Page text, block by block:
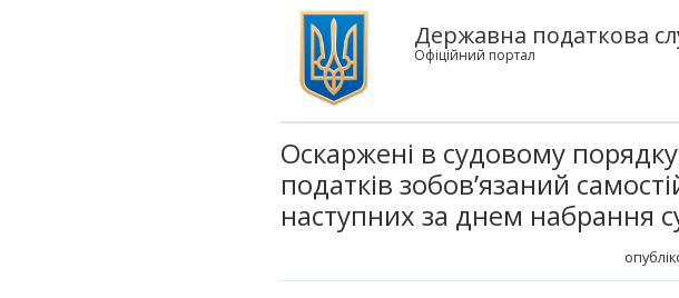
Державна податкова
Офіційний портал
Оскаржені в судовому
податків зобов’язаний
наступних за днем набрання